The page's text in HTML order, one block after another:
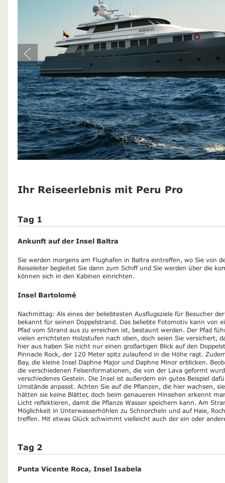
Ihr Reiseerlebnis mit Peru Pro
Tag 1
Ankunft auf der Insel Baltra
Sie werden morgens am Flughafen in Baltra eintreffen, wo Sie von
Reiseleiter begleitet Sie dann zum Schiff und Sie werden über die
können sich in den Kabinen einrichten.
Insel Bartolomé
Nachmittag: Als eines der beliebtesten Ausflugsziele für Besucher
bekannt für seinen Doppelstrand. Das beliebte Fotomotiv kann von
Pfad vom Strand aus zu erreichen ist, bestaunt werden. Der Pfad
vielen errichteten Holzstufen nach oben, doch seien Sie versichert,
hier aus haben Sie nicht nur einen großartigen Blick auf den
Pinnacle Rock, der 120 Meter spitz zulaufend in die Höhe ragt.
Bay, die kleine Insel Daphne Major und Daphne Minor erblicken.
die verschiedenen Felsenformationen, die von der Lava geformt
verschiedenes Gestein. Die Insel ist außerdem ein gutes Beispiel
Umstände anpasst. Achten Sie auf die Pflanzen, die hier wachsen,
hätten sie keine Blätter, doch beim genaueren Hinsehen erkennt
Licht reflektieren, damit die Pflanze Wasser speichern kann. Am
Möglichkeit in Unterwasserhöhlen zu Schnorcheln und auf Haie,
treffen. Mit etwas Glück schwimmt vielleicht auch der ein oder
Tag 2
Punta Vicente Roca, Insel Isabela